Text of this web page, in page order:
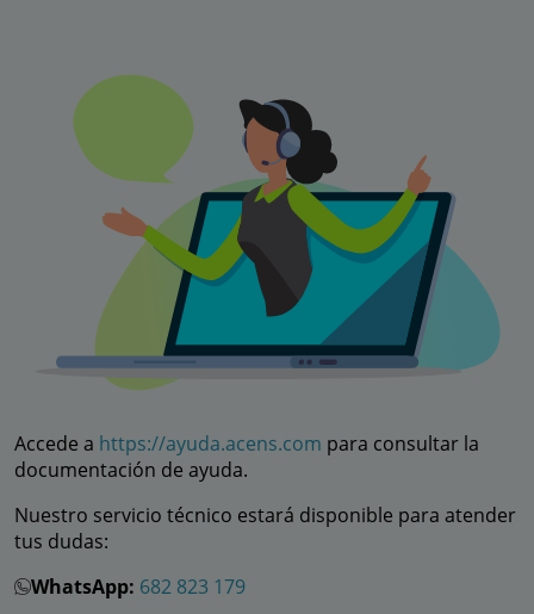
Accede a https://ayuda.acens.com para consultar la
documentación de ayuda.
Nuestro servicio técnico estará disponible para atender
tus dudas:
WhatsApp: 682 823 179